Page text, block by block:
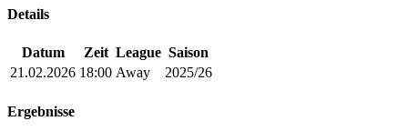
Details
Datum Zeit League Saison
21.02.2026 18:00 Away 2025/26
Ergebnisse